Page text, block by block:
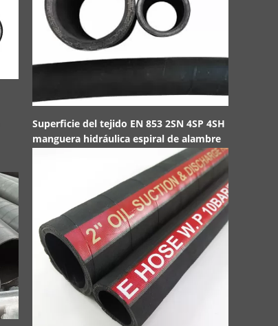
Superficie del tejido EN 853 2SN 4SP 4SH
manguera hidráulica espiral de alambre